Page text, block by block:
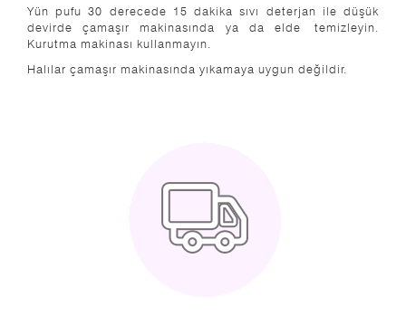
Yün pufu 30 derecede 15 dakika sıvı deterjan ile düşük
devirde çamaşır makinasında ya da elde temizleyin.
Kurutma makinası kullanmayın.
Halılar çamaşır makinasında yıkamaya uygun değildir.